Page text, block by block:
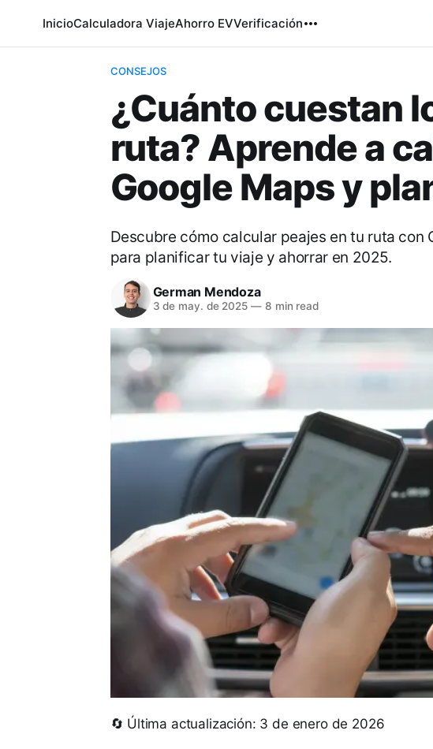
InicioCalculadora ViajeAhorro EVVerificación
CONSEJOS
¿Cuánto cuestan
ruta? Aprende a
Google Maps y
Descubre cómo calcular peajes en tu ruta con
para planificar tu viaje y ahorrar en 2025.
German Mendoza
3 de may. de 2025 —8 min read
🔄 Última actualización: 3 de enero de 2026